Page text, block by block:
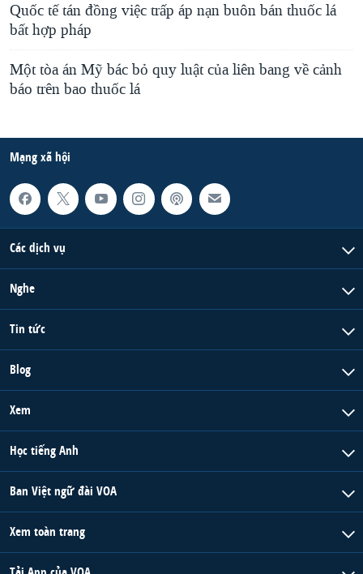
Quốc tế tán đồng việc trấp áp nạn buôn bán thuốc lá
bất hợp pháp
Một tòa án Mỹ bác bỏ quy luật của liên bang về cảnh
báo trên bao thuốc lá
Mạng xã hội
Các dịch vụ
Nghe
Tin tức
Blog
Xem
Học tiếng Anh
Ban Việt ngữ đài VOA
Xem toàn trang